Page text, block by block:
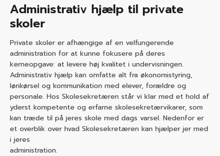
Administrativ hjælp til private
skoler
Private skoler er afhængige af en velfungerende
administration for at kunne fokusere på deres
kerneopgave: at levere høj kvalitet i undervisningen.
Administrativ hjælp kan omfatte alt fra økonomistyring,
lønkørsel og kommunikation med elever, forældre og
personale. Hos Skolesekretæren står vi klar med et hold af
yderst kompetente og erfarne skolesekretærvikarer, som
kan træde til på jeres skole med dags varsel. Nedenfor er
et overblik over hvad Skolesekretæren kan hjælper jer med
i jeres
administration.